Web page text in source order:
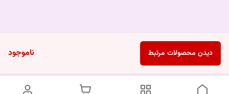
ناموجود دیدن محصولات مرتبط